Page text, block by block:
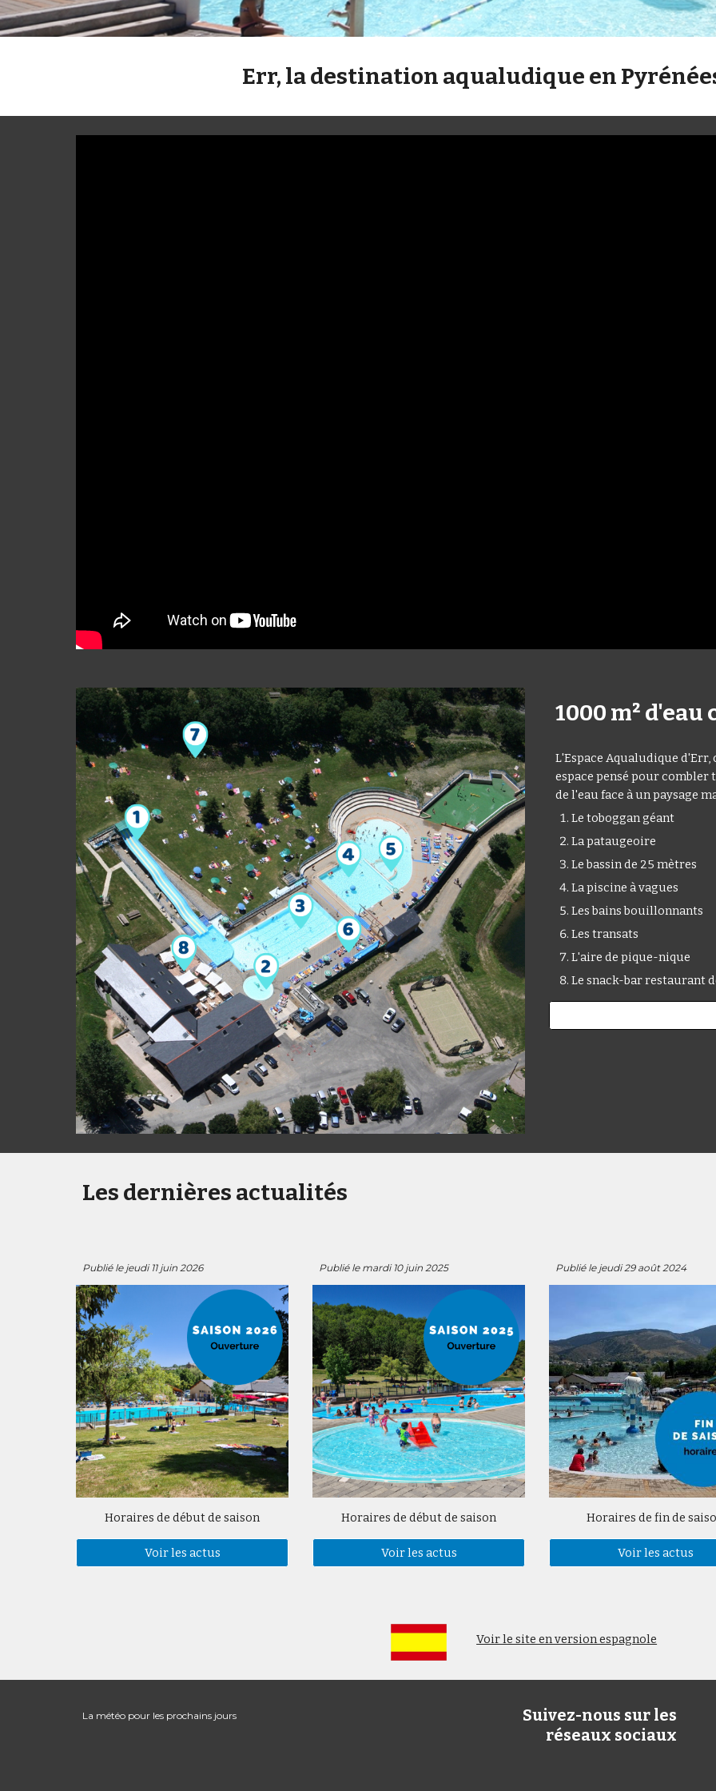
Err, la destination aqualudique en
1000 m² d'eau
L'Espace Aqualudique
espace pensé pour
de l'eau face à un paysage
Le toboggan géant
La pataugeoire
Le bassin de 25 mètres
La piscine à vagues
Les bains bouillonnants
Les transats
L'aire de pique-nique
Le snack-bar restaurant
Les dernières actualités
Publié le jeudi 11 juin2026
Horaires de débutde saison
Voir les actus
Publié le mardi10juin 2025
Horaires de début de saison
Voir les actus
Publié le jeudi 29août 2024
Horaires de fin de
Voir les actus
Voir le site en version espagnole
La météo pour les prochains jours
Suivez-nous sur les
réseaux sociaux